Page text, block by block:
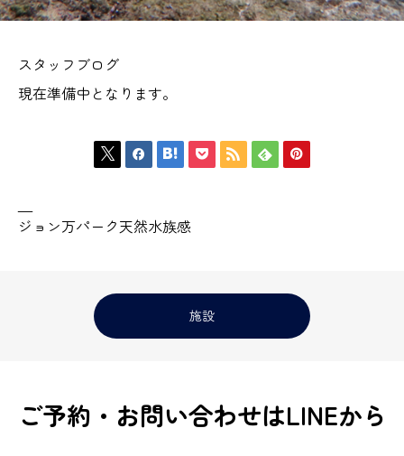
スタッフブログ
現在準備中となります。
      
—
ジョン万パーク天然水族感
施設
ご予約・お問い合わせはLINEから